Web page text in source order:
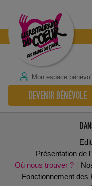
Mon espace
DEVENIR BÉNÉVOLE
Présentation de
Où nous trouver ?
Fonctionnement des